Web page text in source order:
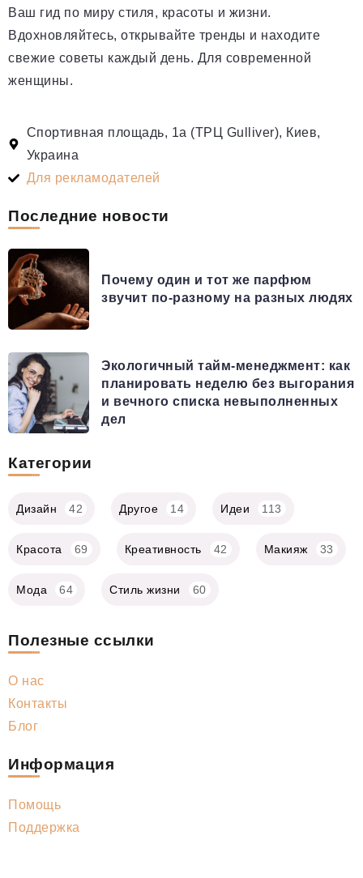
Ваш гид по миру стиля, красоты и жизни.
Вдохновляйтесь, открывайте тренды и находите
свежие советы каждый день. Для современной
женщины.
Спортивная площадь, 1а (ТРЦ Gulliver), Киев,
Украина
Для рекламодателей
Последние новости
Почему один и тот же парфюм
звучит по-разному на разных людях
Экологичный тайм-менеджмент: как
планировать неделю без выгорания
и вечного списка невыполненных
дел
Категории
Дизайн 42 Другое 14 Идеи 113
Красота 69 Креативность 42 Макияж 33
Мода 64 Стиль жизни 60
Полезные ссылки
О нас
Контакты
Блог
Информация
Помощь
Поддержка